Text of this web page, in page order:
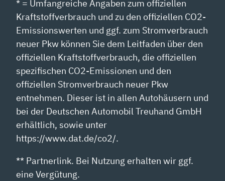
* = Umfangreiche Angaben zum offiziellen
Kraftstoffverbrauch und zu den offiziellen CO2-
Emissionswerten und ggf. zum Stromverbrauch
neuer Pkw können Sie dem Leitfaden über den
offiziellen Kraftstoffverbrauch, die offiziellen
spezifischen CO2-Emissionen und den
offiziellen Stromverbrauch neuer Pkw
entnehmen. Dieser ist in allen Autohäusern und
bei der Deutschen Automobil Treuhand GmbH
erhältlich, sowie unter
https://www.dat.de/co2/.
** Partnerlink. Bei Nutzung erhalten wir ggf.
eine Vergütung.